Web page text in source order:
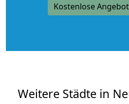
Kostenlose
Weitere Städte in